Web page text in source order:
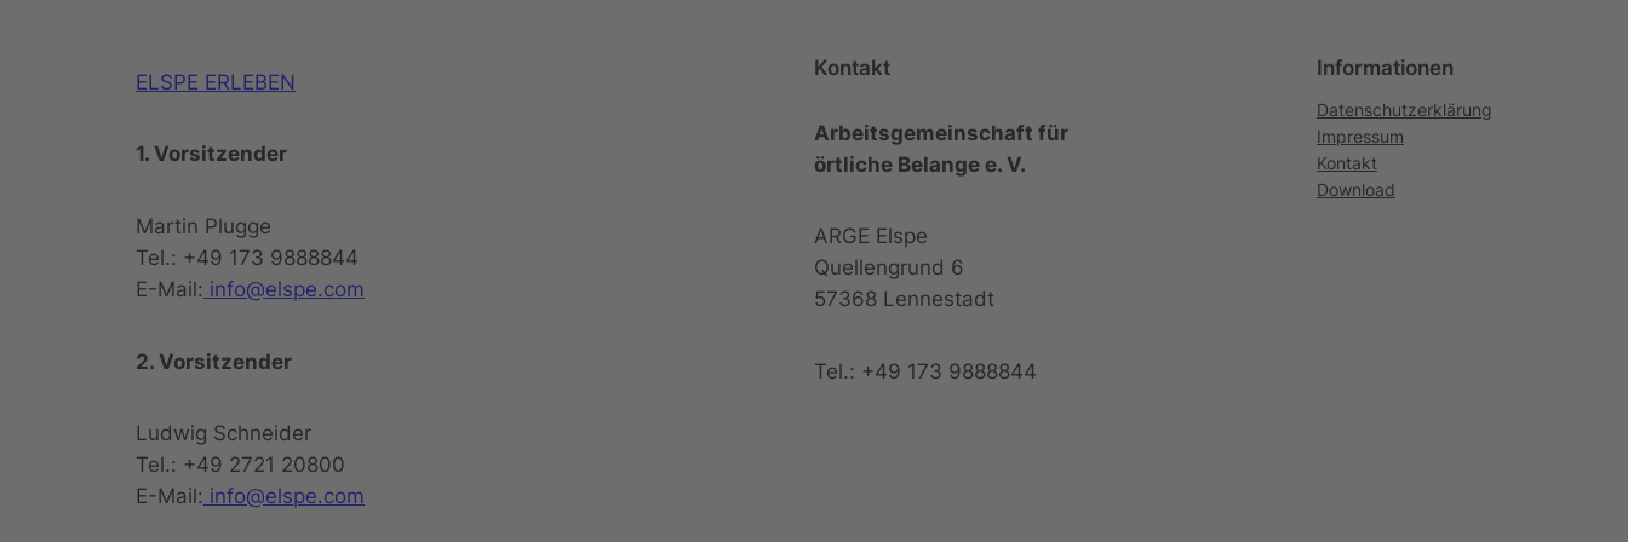
ELSPE ERLEBEN
1. Vorsitzender
Martin Plugge
Tel.: +49 173 9888844
E-Mail: info@elspe.com
2. Vorsitzender
Ludwig Schneider
Tel.: +49 2721 20800
E-Mail: info@elspe.com
Kontakt
Arbeitsgemeinschaft für
örtliche Belange e. V.
ARGE Elspe
Quellengrund 6
57368 Lennestadt
Tel.: +49 173 9888844
Informationen
Datenschutzerklärung
Impressum
Kontakt
Download